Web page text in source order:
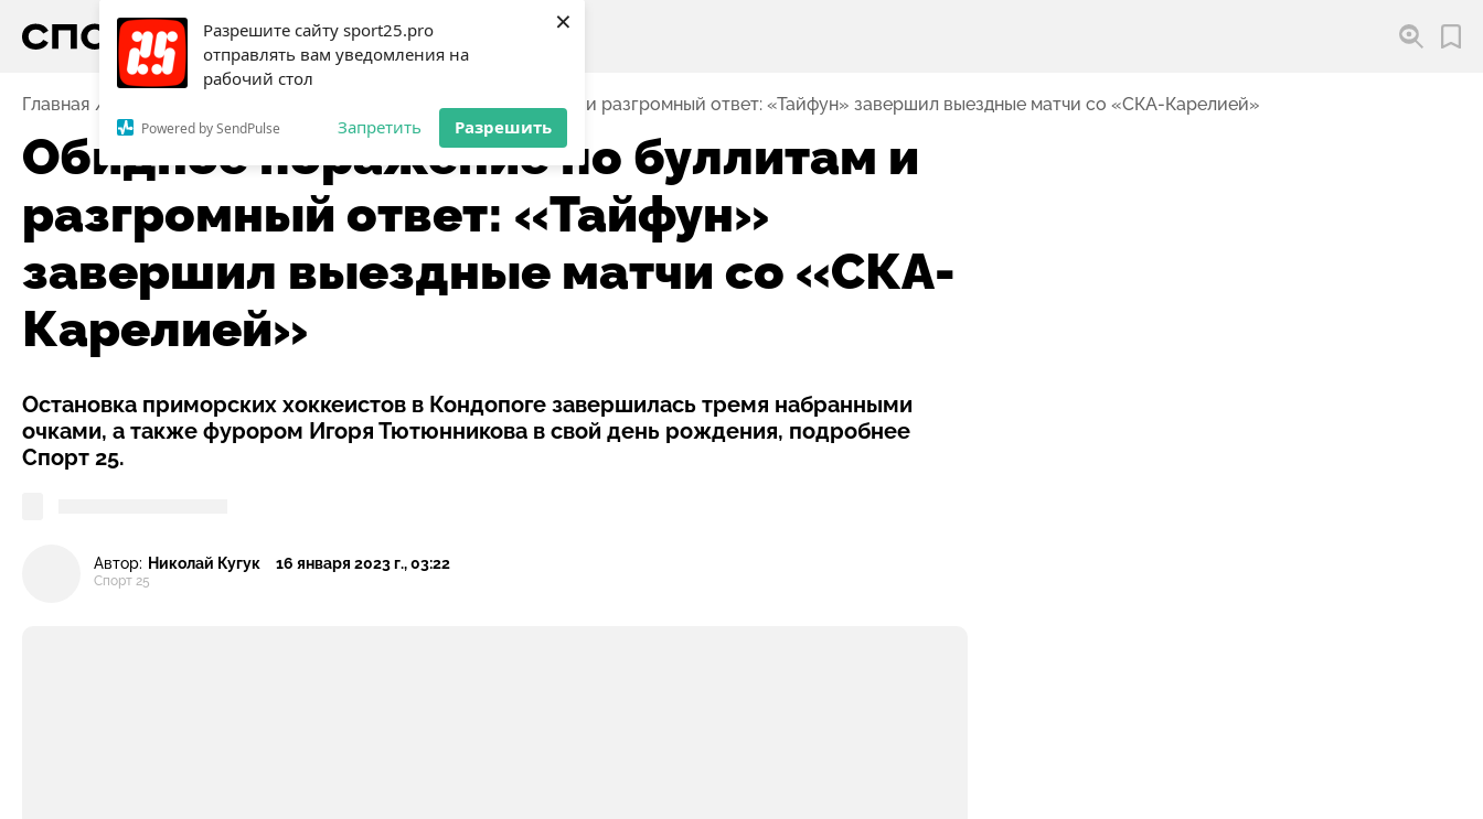
Разрешите сайту sport25.pro
отправлять вам уведомления на
рабочий стол
Powered by SendPulse Запретить Разрешить
×
Главная Обидное поражение по буллитам и разгромный ответ: «Тайфун» завершил выездные матчи со «СКА-Карелией»
Обидное поражение по буллитам и
разгромный ответ: «Тайфун»
завершил выездные матчи со «СКА-
Карелией»
Остановка приморских хоккеистов в Кондопоге завершилась тремя набранными
очками, а также фурором Игоря Тютюнникова в свой день рождения, подробнее
Спорт 25.
Автор: Николай Кугук
Спорт 25
16 января 2023 г., 03:22